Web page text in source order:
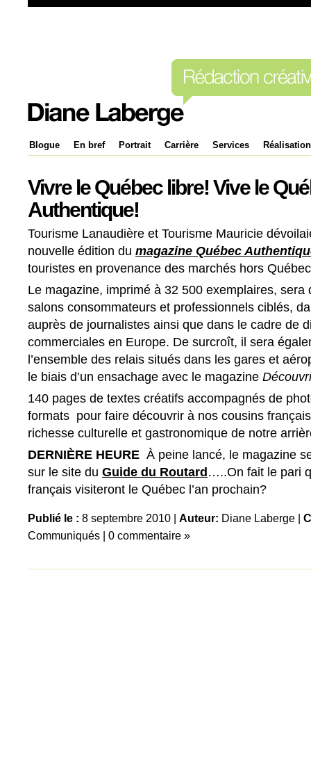
Blogue En bref Portrait Carrière Services
Vivre le Québec libre! Vive le
Authentique!
Tourisme Lanaudière et Tourisme Mauricie
nouvelle édition du magazine Québec
touristes en provenance des marchés hors
Le magazine, imprimé à 32 500 exemplaires, sera
salons consommateurs et professionnels ciblés,
auprès de journalistes ainsi que dans le cadre de
commerciales en Europe. De surcroît, il sera
l’ensemble des relais situés dans les gares et
le biais d’un ensachage avec le magazine
140 pages de textes créatifs accompagnés de
formats pour faire découvrir à nos cousins
richesse culturelle et gastronomique de notre
DERNIÈRE HEURE À peine lancé, le magazine
sur le site du Guide du Routard …..On fait le pari
français visiteront le Québec l’an prochain?
Publié le : 8 septembre 2010 | Auteur: Diane Laberge |
Communiqués | 0 commentaire »